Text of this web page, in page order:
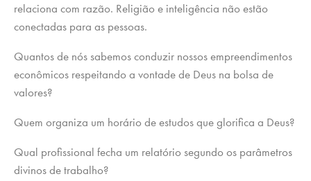
relaciona com razão. Religião e inteligência não estão
conectadas para as pessoas.
Quantos de nós sabemos conduzir nossos empreendimentos
econômicos respeitando a vontade de Deus na bolsa de
valores?
Quem organiza um horário de estudos que glorifica a Deus?
Qual profissional fecha um relatório segundo os parâmetros
divinos de trabalho?